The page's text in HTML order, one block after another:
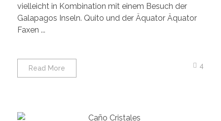
vielleicht in Kombination mit einem Besuch der
Galapagos Inseln. Quito und der Äquator Äquator
Faxen ...
Read More 4